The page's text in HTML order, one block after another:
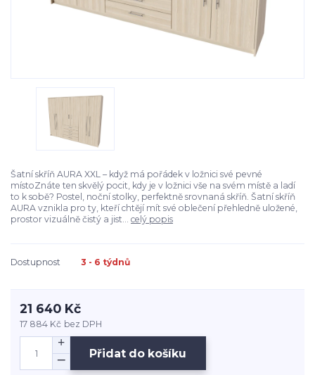
Šatní skříň AURA XXL – když má pořádek v ložnici své pevné
místoZnáte ten skvělý pocit, kdy je v ložnici vše na svém místě a ladí
to k sobě? Postel, noční stolky, perfektně srovnaná skříň. Šatní skříň
AURA vznikla pro ty, kteří chtějí mít své oblečení přehledně uložené,
prostor vizuálně čistý a jist... celý popis
Dostupnost 3 - 6 týdnů
21 640 Kč
17 884 Kč bez DPH
Přidat do košíku